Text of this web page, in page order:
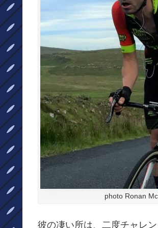
photo Ronan
彼の凄い所は、二度チャレ